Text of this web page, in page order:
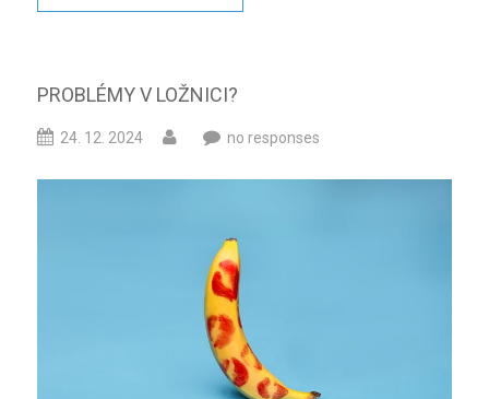
PROBLÉMY V LOŽNICI?
24. 12. 2024 no responses